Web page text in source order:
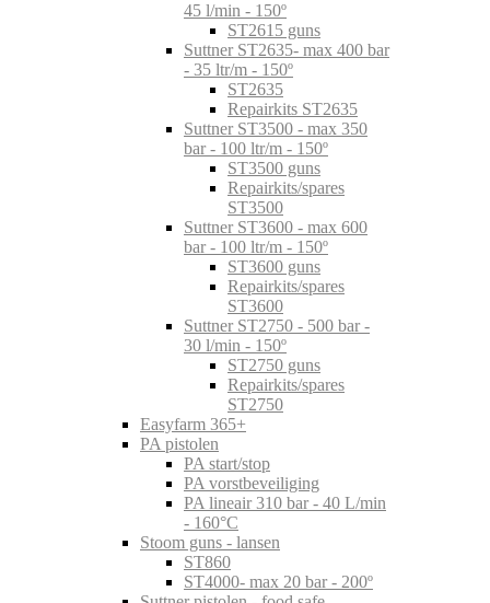
45 l/min - 150º
ST2615 guns
Suttner ST2635- max 400 bar
- 35 ltr/m - 150º
ST2635
Repairkits ST2635
Suttner ST3500 - max 350
bar - 100 ltr/m - 150º
ST3500 guns
Repairkits/spares
ST3500
Suttner ST3600 - max 600
bar - 100 ltr/m - 150º
ST3600 guns
Repairkits/spares
ST3600
Suttner ST2750 - 500 bar -
30 l/min - 150º
ST2750 guns
Repairkits/spares
ST2750
Easyfarm 365+
PA pistolen
PA start/stop
PA vorstbeveiliging
PA lineair 310 bar - 40 L/min
- 160°C
Stoom guns - lansen
ST860
ST4000- max 20 bar - 200º